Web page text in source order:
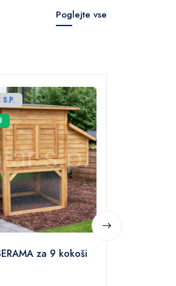
Poglejte vse
za 9 kokoši